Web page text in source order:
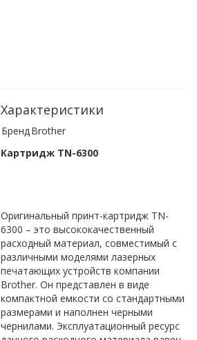
Характеристики
БрендBrother
Картридж TN-6300
Оригинальный принт-картридж TN-
6300 – это высококачественный
расходный материал, совместимый с
различными моделями лазерных
печатающих устройств компании
Brother. Он представлен в виде
компактной емкости со стандартными
размерами и наполнен черными
чернилами. Эксплуатационный ресурс